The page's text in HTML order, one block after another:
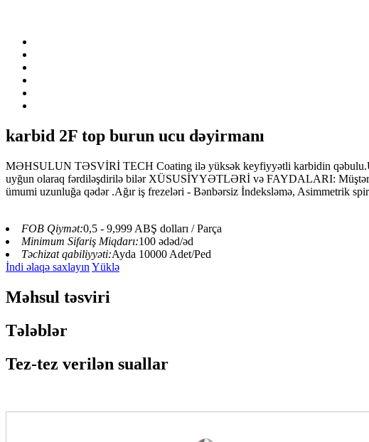
karbid 2F top burun ucu dəyirmanı
MƏHSULUN TƏSVİRİ TECH Coating ilə yüksək keyfiyyətli karbidin
uyğun olaraq fərdiləşdirilə bilər XÜSUSİYYƏTLƏRİ və FAYDALARI:
ümumi uzunluğa qədər .Ağır iş frezeləri - Bənbərsiz İndeksləmə, Asimmetrik
FOB Qiymət:0,5 - 9,999 ABŞ dolları / Parça
Minimum Sifariş Miqdarı:100 ədəd/əd
Təchizat qabiliyyəti:Ayda 10000 Adet/Ped
İndi əlaqə saxlayın Yüklə
Məhsul təsviri
Tələblər
Tez-tez verilən suallar